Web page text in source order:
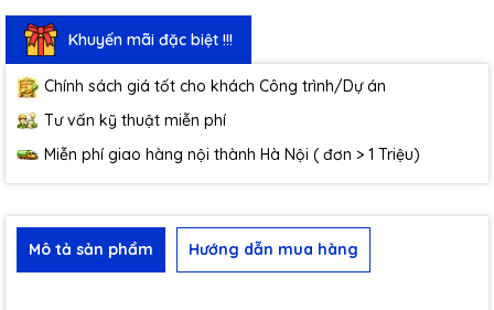
Khuyến mãi đặc biệt !!!
Chính sách giá tốt cho khách Công trình/Dự án
Tư vấn kỹ thuật miễn phí
Miễn phí giao hàng nội thành Hà Nội ( đơn > 1 Triệu)
Mô tả sản phẩm Hướng dẫn mua hàng